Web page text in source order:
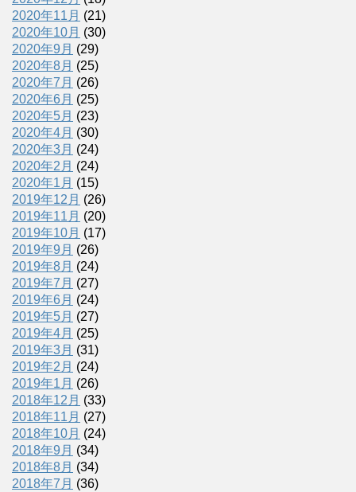
2020年11月 (21)
2020年10月 (30)
2020年9月 (29)
2020年8月 (25)
2020年7月 (26)
2020年6月 (25)
2020年5月 (23)
2020年4月 (30)
2020年3月 (24)
2020年2月 (24)
2020年1月 (15)
2019年12月 (26)
2019年11月 (20)
2019年10月 (17)
2019年9月 (26)
2019年8月 (24)
2019年7月 (27)
2019年6月 (24)
2019年5月 (27)
2019年4月 (25)
2019年3月 (31)
2019年2月 (24)
2019年1月 (26)
2018年12月 (33)
2018年11月 (27)
2018年10月 (24)
2018年9月 (34)
2018年8月 (34)
2018年7月 (36)